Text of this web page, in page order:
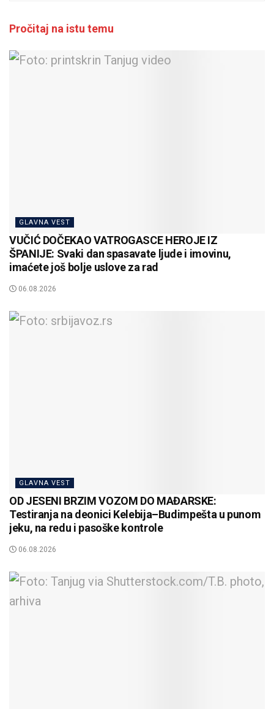
Pročitaj na istu temu
GLAVNA VEST
VUČIĆ DOČEKAO VATROGASCE HEROJE IZ
ŠPANIJE: Svaki dan spasavate ljude i imovinu,
imaćete još bolje uslove za rad
06.08.2026
GLAVNA VEST
OD JESENI BRZIM VOZOM DO MAĐARSKE:
Testiranja na deonici Kelebija–Budimpešta u punom
jeku, na redu i pasoške kontrole
06.08.2026